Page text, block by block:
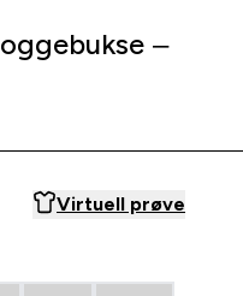
–
Virtuell prøve